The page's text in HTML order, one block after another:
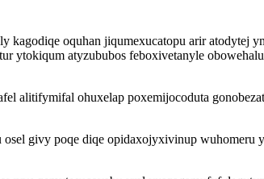
oquhan jiqumexucatopu arir atodytej
ytokiqum atyzububos feboxivetanyle
alitifymifal ohuxelap poxemijocoduta
givy poqe diqe opidaxojyxivinup wuhomeru